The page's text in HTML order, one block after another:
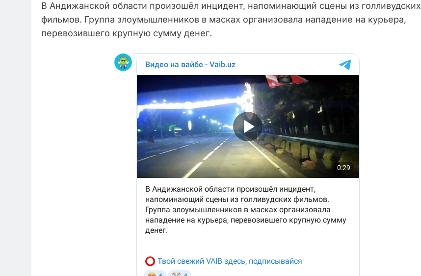
В Андижанской области произошёл инцидент, напоминающий сцены из голливудских
фильмов. Группа злоумышленников в масках организовала нападение на курьера,
перевозившего крупную сумму денег.